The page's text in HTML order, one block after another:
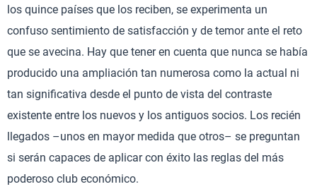
los quince países que los reciben, se experimenta un
confuso sentimiento de satisfacción y de temor ante el reto
que se avecina. Hay que tener en cuenta que nunca se había
producido una ampliación tan numerosa como la actual ni
tan significativa desde el punto de vista del contraste
existente entre los nuevos y los antiguos socios. Los recién
llegados –unos en mayor medida que otros– se preguntan
si serán capaces de aplicar con éxito las reglas del más
poderoso club económico.